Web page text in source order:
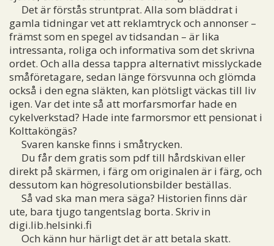
Det är förstås struntprat. Alla som bläddrat i
gamla tidningar vet att reklamtryck och annonser –
främst som en spegel av tidsandan – är lika
intressanta, roliga och informativa som det skrivna
ordet. Och alla dessa tappra alternativt misslyckade
småföretagare, sedan länge försvunna och glömda
också i den egna släkten, kan plötsligt väckas till liv
igen. Var det inte så att morfarsmorfar hade en
cykelverkstad? Hade inte farmorsmor ett pensionat i
Kolttaköngäs?
Svaren kanske finns i småtrycken.
Du får dem gratis som pdf till hårdskivan eller
direkt på skärmen, i färg om originalen är i färg, och
dessutom kan högresolutionsbilder beställas.
Så vad ska man mera säga? Historien finns där
ute, bara tjugo tangentslag borta. Skriv in
digi.lib.helsinki.fi
Och känn hur härligt det är att betala skatt.